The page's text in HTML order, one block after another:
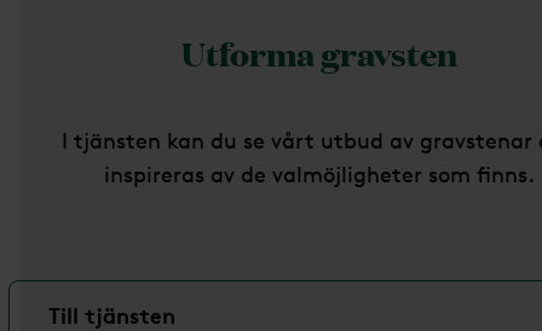
Utforma gravsten
I tjänsten kan du se vårt utbud av gravstenar
inspireras av de valmöjligheter som finns.
Till tjänsten